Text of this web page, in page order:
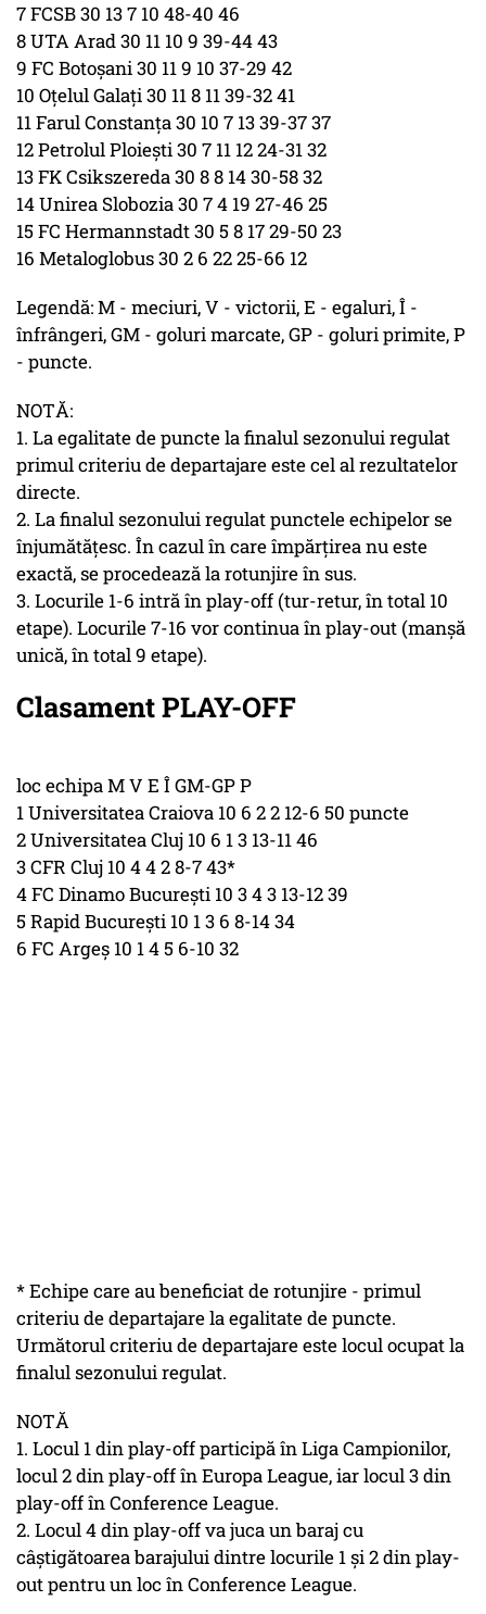
7 FCSB 30 13 7 10 48-40 46
8 UTA Arad 30 11 10 9 39-44 43
9 FC Botoşani 30 11 9 10 37-29 42
10 Oţelul Galaţi 30 11 8 11 39-32 41
11 Farul Constanţa 30 10 7 13 39-37 37
12 Petrolul Ploieşti 30 7 11 12 24-31 32
13 FK Csikszereda 30 8 8 14 30-58 32
14 Unirea Slobozia 30 7 4 19 27-46 25
15 FC Hermannstadt 30 5 8 17 29-50 23
16 Metaloglobus 30 2 6 22 25-66 12
Legendă: M - meciuri, V - victorii, E - egaluri, Î -
înfrângeri, GM - goluri marcate, GP - goluri primite, P
- puncte.
NOTĂ:
1. La egalitate de puncte la finalul sezonului regulat
primul criteriu de departajare este cel al rezultatelor
directe.
2. La finalul sezonului regulat punctele echipelor se
înjumătăţesc. În cazul în care împărţirea nu este
exactă, se procedează la rotunjire în sus.
3. Locurile 1-6 intră în play-off (tur-retur, în total 10
etape). Locurile 7-16 vor continua în play-out (manşă
unică, în total 9 etape).
Clasament PLAY-OFF
loc echipa M V E Î GM-GP P
1 Universitatea Craiova 10 6 2 2 12-6 50 puncte
2 Universitatea Cluj 10 6 1 3 13-11 46
3 CFR Cluj 10 4 4 2 8-7 43*
4 FC Dinamo Bucureşti 10 3 4 3 13-12 39
5 Rapid Bucureşti 10 1 3 6 8-14 34
6 FC Argeş 10 1 4 5 6-10 32
* Echipe care au beneficiat de rotunjire - primul
criteriu de departajare la egalitate de puncte.
Următorul criteriu de departajare este locul ocupat la
finalul sezonului regulat.
NOTĂ
1. Locul 1 din play-off participă în Liga Campionilor,
locul 2 din play-off în Europa League, iar locul 3 din
play-off în Conference League.
2. Locul 4 din play-off va juca un baraj cu
câştigătoarea barajului dintre locurile 1 şi 2 din play-
out pentru un loc în Conference League.